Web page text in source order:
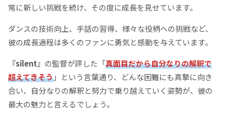
常に新しい挑戦を続け、その度に成長を見せています。
ダンスの技術向上、手話の習得、様々な役柄への挑戦など、
彼の成長過程は多くのファンに勇気と感動を与えています。
『silent』の監督が評した「真面目だから自分なりの解釈で
超えてきそう」という言葉通り、どんな困難にも真摯に向き
合い、自分なりの解釈と努力で乗り越えていく姿勢が、彼の
最大の魅力と言えるでしょう。